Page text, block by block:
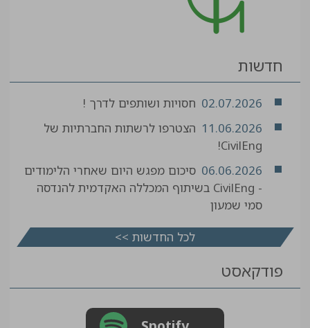
חדשות
02.07.2026 חסויות ושותפים לדרך !
11.06.2026 הצטרפו לרשתות החברתיות של
CivilEng!
06.06.2026 סיכום מפגש היום שאחרי הלימודים
- CivilEng בשיתוף המכללה האקדמית להנדסה
סמי שמעון
לכל החדשות >>
פודקאסט